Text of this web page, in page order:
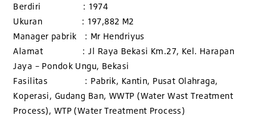
Berdiri : 1974
Ukuran : 197,882 M2
Manager pabrik : Mr Hendriyus
Alamat : Jl Raya Bekasi Km.27, Kel. Harapan
Jaya – Pondok Ungu, Bekasi
Fasilitas : Pabrik, Kantin, Pusat Olahraga,
Koperasi, Gudang Ban, WWTP (Water Wast Treatment
Process), WTP (Water Treatment Process)